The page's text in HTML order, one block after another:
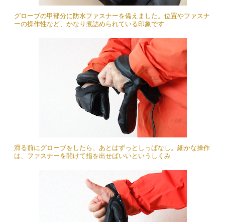
グローブの甲部分に防水ファスナーを備えました。位置やファスナ
ーの操作性など、かなり煮詰められている印象です
滑る前にグローブをしたら、あとはずっとしっぱなし。細かな操作
は、ファスナーを開けて指を出せばいいというしくみ